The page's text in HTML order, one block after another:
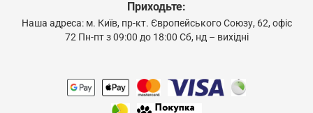
Приходьте:
Наша адреса: м. Київ, пр-кт. Європейського Союзу, 62, офіс
72 Пн-пт з 09:00 до 18:00 Сб, нд – вихідні